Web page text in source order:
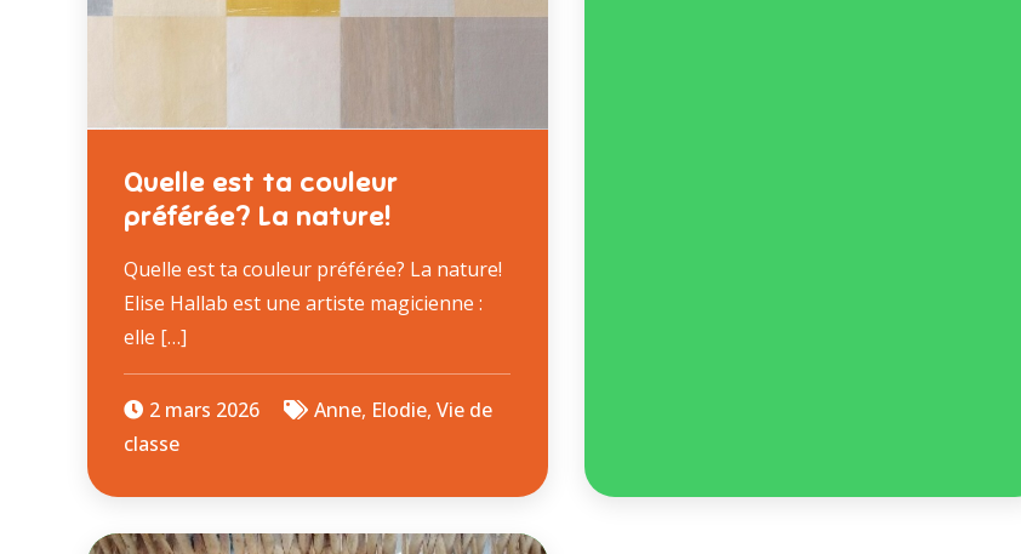
Quelle est ta couleur
préférée? La nature!
Quelle est ta couleur préférée? La nature!
Elise Hallab est une artiste magicienne :
elle […]
2 mars 2026 Anne, Elodie, Vie de
classe